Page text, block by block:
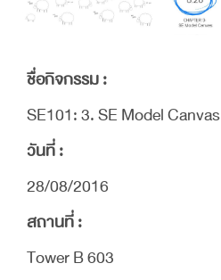
ชื่อกิจกรรม :
SE101: 3. SE Model Canvas
วันที่ :
28/08/2016
สถานที่ :
Tower B 603